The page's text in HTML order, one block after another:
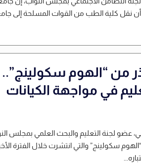
نقل كلية الطب من القوات المسلحة إلى
من “الهوم سكولينج”..
في مواجهة الكيانات
عضو لجنة التعليم والبحث العلمي بمجلس
سكولينج” والتي انتشرت خلال الفترة